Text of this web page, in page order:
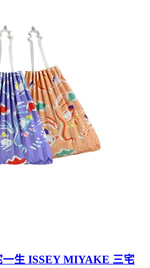
一生 ISSEY MIYAKE 三宅